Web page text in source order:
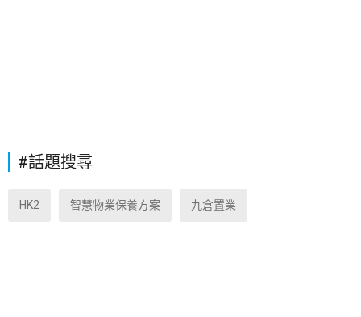
#話題搜尋
HK2 智慧物業保養方案 九倉置業